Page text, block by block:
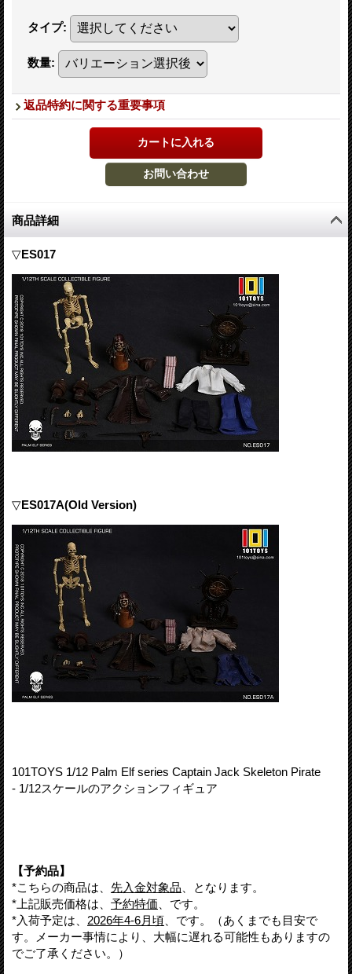
タイプ:
数量:
返品特約に関する重要事項
商品詳細
▽ES017
▽ES017A(Old Version)
101TOYS 1/12 Palm Elf series Captain Jack Skeleton Pirate
- 1/12スケールのアクションフィギュア
【予約品】
*こちらの商品は、 先入金対象品 、となります。
*上記販売価格は、 予約特価 、です。
*入荷予定は、 2026年4-6月頃 、です。（あくまでも目安で
す。メーカー事情により、大幅に遅れる可能性もありますの
でご了承ください。）